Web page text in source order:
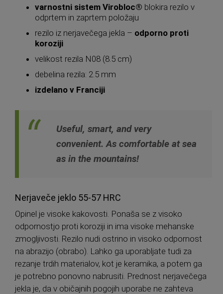
varnostni sistem Virobloc® blokira rezilo v
odprtem in zaprtem položaju
rezilo iz nerjavečega jekla – odporno proti
koroziji
velikost rezila N08 (8.5 cm)
debelina rezila: 2.5 mm
izdelano v Franciji
Useful, smart, and very
convenient. As comfortable at sea
as in the mountains!
Nerjaveče jeklo 55-57 HRC
Opinel je visoke kakovosti. Ponaša se z visoko
odpornostjo proti koroziji in ima visoke mehanske
zmogljivosti. Rezilo nudi ostrino in visoko odpornost
na abrazijo (obrabo). Lahko ga uporabljate tudi za
rezanje trdih materialov, kot je keramika, a potem ga
je potrebno ponovno nabrusiti. Prednost nerjavečega
jekla je, da v običajnih pogojih uporabe ne zahteva